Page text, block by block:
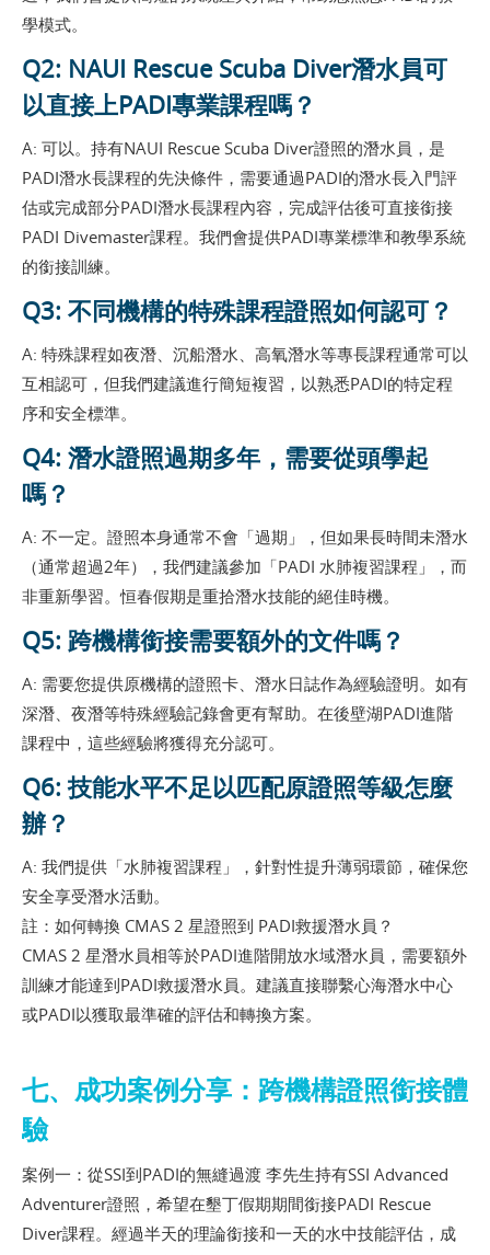
學模式。
Q2: NAUI Rescue Scuba Diver潛水員可
以直接上PADI專業課程嗎？
A: 可以。持有NAUI Rescue Scuba Diver證照的潛水員，是
PADI潛水長課程的先決條件，需要通過PADI的潛水長入門評
估或完成部分PADI潛水長課程內容，完成評估後可直接銜接
PADI Divemaster課程。我們會提供PADI專業標準和教學系統
的銜接訓練。
Q3: 不同機構的特殊課程證照如何認可？
A: 特殊課程如夜潛、沉船潛水、高氧潛水等專長課程通常可以
互相認可，但我們建議進行簡短複習，以熟悉PADI的特定程
序和安全標準。
Q4: 潛水證照過期多年，需要從頭學起
嗎？
A: 不一定。證照本身通常不會「過期」，但如果長時間未潛水
（通常超過2年），我們建議參加「PADI 水肺複習課程」，而
非重新學習。恒春假期是重拾潛水技能的絕佳時機。
Q5: 跨機構銜接需要額外的文件嗎？
A: 需要您提供原機構的證照卡、潛水日誌作為經驗證明。如有
深潛、夜潛等特殊經驗記錄會更有幫助。在後壁湖PADI進階
課程中，這些經驗將獲得充分認可。
Q6: 技能水平不足以匹配原證照等級怎麼
辦？
A: 我們提供「水肺複習課程」，針對性提升薄弱環節，確保您
安全享受潛水活動。
註：如何轉換 CMAS 2 星證照到 PADI救援潛水員？
CMAS 2 星潛水員相等於PADI進階開放水域潛水員，需要額外
訓練才能達到PADI救援潛水員。建議直接聯繫心海潛水中心
或PADI以獲取最準確的評估和轉換方案。
七、成功案例分享：跨機構證照銜接體
驗
案例一：從SSI到PADI的無縫過渡 李先生持有SSI Advanced
Adventurer證照，希望在墾丁假期期間銜接PADI Rescue
Diver課程。經過半天的理論銜接和一天的水中技能評估，成